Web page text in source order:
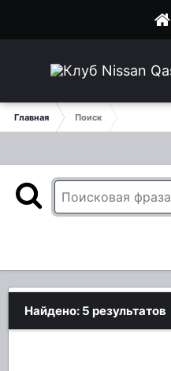
Главная Поиск
Найдено: 5 результатов